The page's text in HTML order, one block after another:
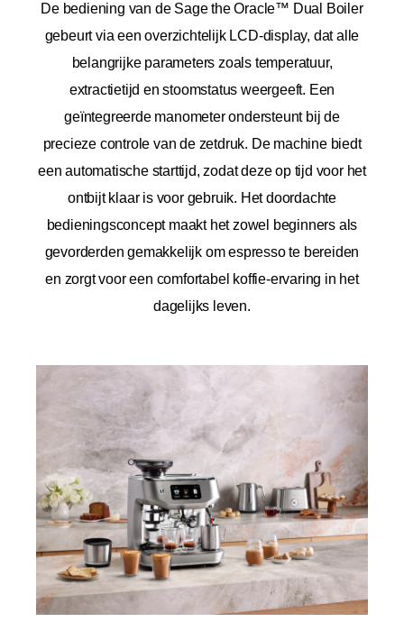
De bediening van de Sage the Oracle™ Dual Boiler
gebeurt via een overzichtelijk LCD-display, dat alle
belangrijke parameters zoals temperatuur,
extractietijd en stoomstatus weergeeft. Een
geïntegreerde manometer ondersteunt bij de
precieze controle van de zetdruk. De machine biedt
een automatische starttijd, zodat deze op tijd voor het
ontbijt klaar is voor gebruik. Het doordachte
bedieningsconcept maakt het zowel beginners als
gevorderden gemakkelijk om espresso te bereiden
en zorgt voor een comfortabel koffie-ervaring in het
dagelijks leven.